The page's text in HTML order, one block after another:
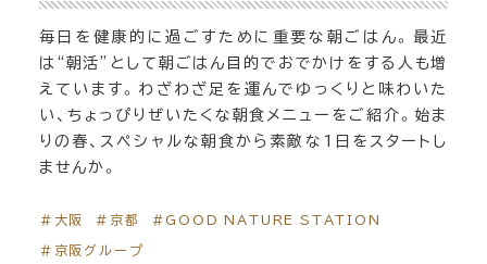
毎日を健康的に過ごすために重要な朝ごはん。最近
は“朝活”として朝ごはん目的でおでかけをする人も増
えています。わざわざ足を運んでゆっくりと味わいた
い、ちょっぴりぜいたくな朝食メニューをご紹介。始ま
りの春、スペシャルな朝食から素敵な1日をスタートし
ませんか。
＃大阪 ＃京都
＃GOOD NATURE STATION
＃京阪グループ